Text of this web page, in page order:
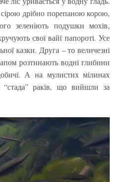
сірою дрібно порепаною корою,
зеленіють подушки мохів,
свої вайї папороті. Усе
казки. Друга – то величезні
розтинають водні глибини
А на мулистих мілинах
“стада” раків, що вийшли за